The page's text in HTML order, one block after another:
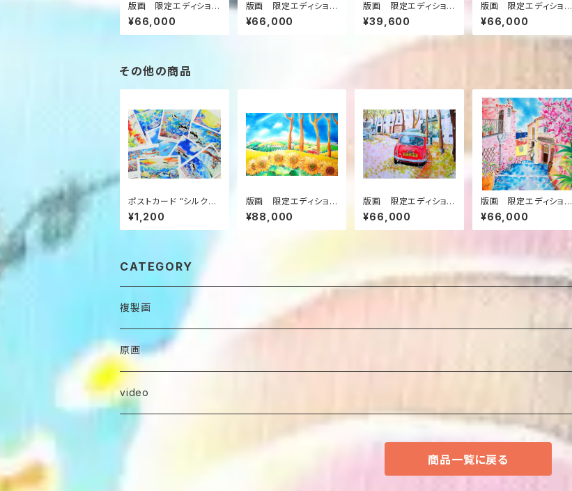
版画 限定エディション
（ミストグラフ） Table
s on the beach”
¥66,000
版画 限定エディション
（ミストグラフ）”中庭の
レストラン”
¥66,000
版画 限定エディション
（ミストグラフ） ”満月
の夜”
¥39,600
版画 限定エディション
（ミストグラフ） ”風の
島モーレア”
¥66,000
その他の商品
ポストカード "シルクに
描く鮮やかな旅のシリ
ーズ- Okinawa” 10
枚セット
¥1,200
版画 限定エディション
（ミストグラフ） ”ひま
わりの道”
¥88,000
版画 限定エディション
（ミストグラフ） ”秋の
ジュノー通り”
¥66,000
版画 限定エディション
（ミストグラフ） ”地中
海の風”
¥66,000
CATEGORY
複製画
ミストグラフ(限定エディション）
ポストカード
原画
video
商品一覧に戻る